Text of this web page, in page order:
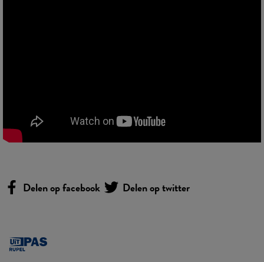
Delen op facebook Delen op twitter